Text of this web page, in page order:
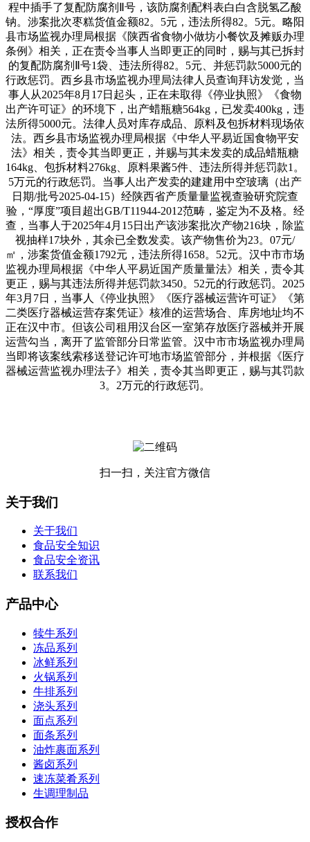
程中插手了复配防腐剂Ⅱ号，该防腐剂配料表白白含脱氢乙酸
钠。涉案批次枣糕货值金额82。5元，违法所得82。5元。略阳
县市场监视办理局根据《陕西省食物小做坊小餐饮及摊贩办理
条例》相关，正在责令当事人当即更正的同时，赐与其已拆封
的复配防腐剂Ⅱ号1袋、违法所得82。5元、并惩罚款5000元的
行政惩罚。西乡县市场监视办理局法律人员查询拜访发觉，当
事人从2025年8月17日起头，正在未取得《停业执照》《食物
出产许可证》的环境下，出产蜡瓶糖564kg，已发卖400kg，违
法所得5000元。法律人员对库存成品、原料及包拆材料现场依
法。西乡县市场监视办理局根据《中华人平易近国食物平安
法》相关，责令其当即更正，并赐与其未发卖的成品蜡瓶糖
164kg、包拆材料276kg、原料果酱5件、违法所得并惩罚款1。
5万元的行政惩罚。当事人出产发卖的建建用中空玻璃（出产
日期/批号2025-04-15）经陕西省产质量量监视查验研究院查
验，“厚度”项目超出GB/T11944-2012范畴，鉴定为不及格。经
查，当事人于2025年4月15日出产该涉案批次产物216块，除监
视抽样17块外，其余已全数发卖。该产物售价为23。07元/
㎡，涉案货值金额1792元，违法所得1658。52元。汉中市市场
监视办理局根据《中华人平易近国产质量量法》相关，责令其
更正，赐与其违法所得并惩罚款3450。52元的行政惩罚。2025
年3月7日，当事人《停业执照》《医疗器械运营许可证》《第
二类医疗器械运营存案凭证》核准的运营场合、库房地址均不
正在汉中市。但该公司租用汉台区一室第存放医疗器械并开展
运营勾当，离开了监管部分日常监管。汉中市市场监视办理局
当即将该案线索移送登记许可地市场监管部分，并根据《医疗
器械运营监视办理法子》相关，责令其当即更正，赐与其罚款
3。2万元的行政惩罚。
扫一扫，关注官方微信
关于我们
关于我们
食品安全知识
食品安全资讯
联系我们
产品中心
犊牛系列
冻品系列
冰鲜系列
火锅系列
牛排系列
浇头系列
面点系列
面条系列
油炸裹面系列
酱卤系列
速冻菜肴系列
生调理制品
授权合作